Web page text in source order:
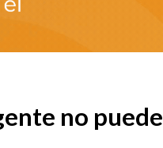
no puede